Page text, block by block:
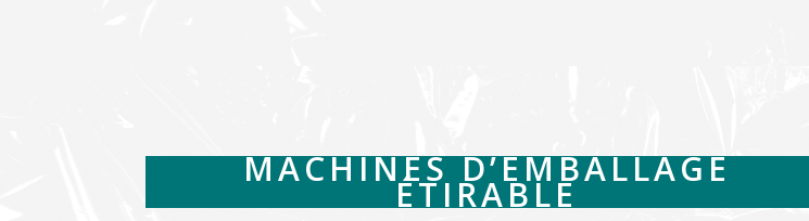
MACHINES D’EMBALLAGE
ÉTIRABLE